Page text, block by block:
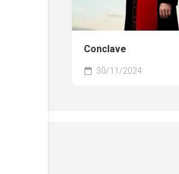
Conclave
30/11/2024